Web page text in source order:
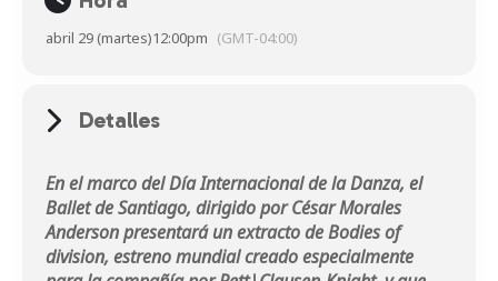
abril 29 (martes)12:00pm (GMT-04:00)
Detalles
En el marco del Día Internacional de la Danza, el
Ballet de Santiago, dirigido por César Morales
Anderson presentará un extracto de Bodies of
division, estreno mundial creado especialmente